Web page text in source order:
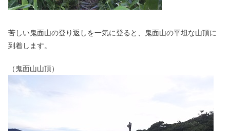
苦しい鬼面山の登り返しを一気に登ると、鬼面山の平坦な山頂に
到着します。
（鬼面山山頂）